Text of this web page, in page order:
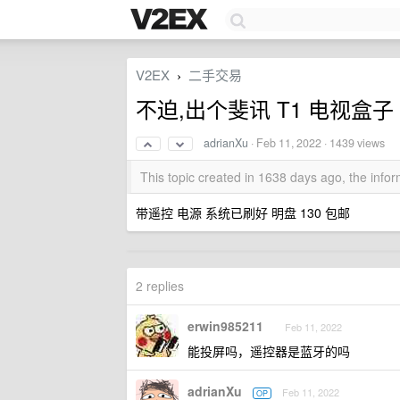
V2EX › 二手交易
不迫,出个斐讯 T1 电视盒子
adrianXu · Feb 11, 2022 · 1439 views
This topic created in 1638 days ago, the
带遥控 电源 系统已刷好 明盘 130 包邮
2 replies
erwin985211 Feb 11, 2022
能投屏吗，遥控器是蓝牙的吗
adrianXu OP Feb 11, 2022